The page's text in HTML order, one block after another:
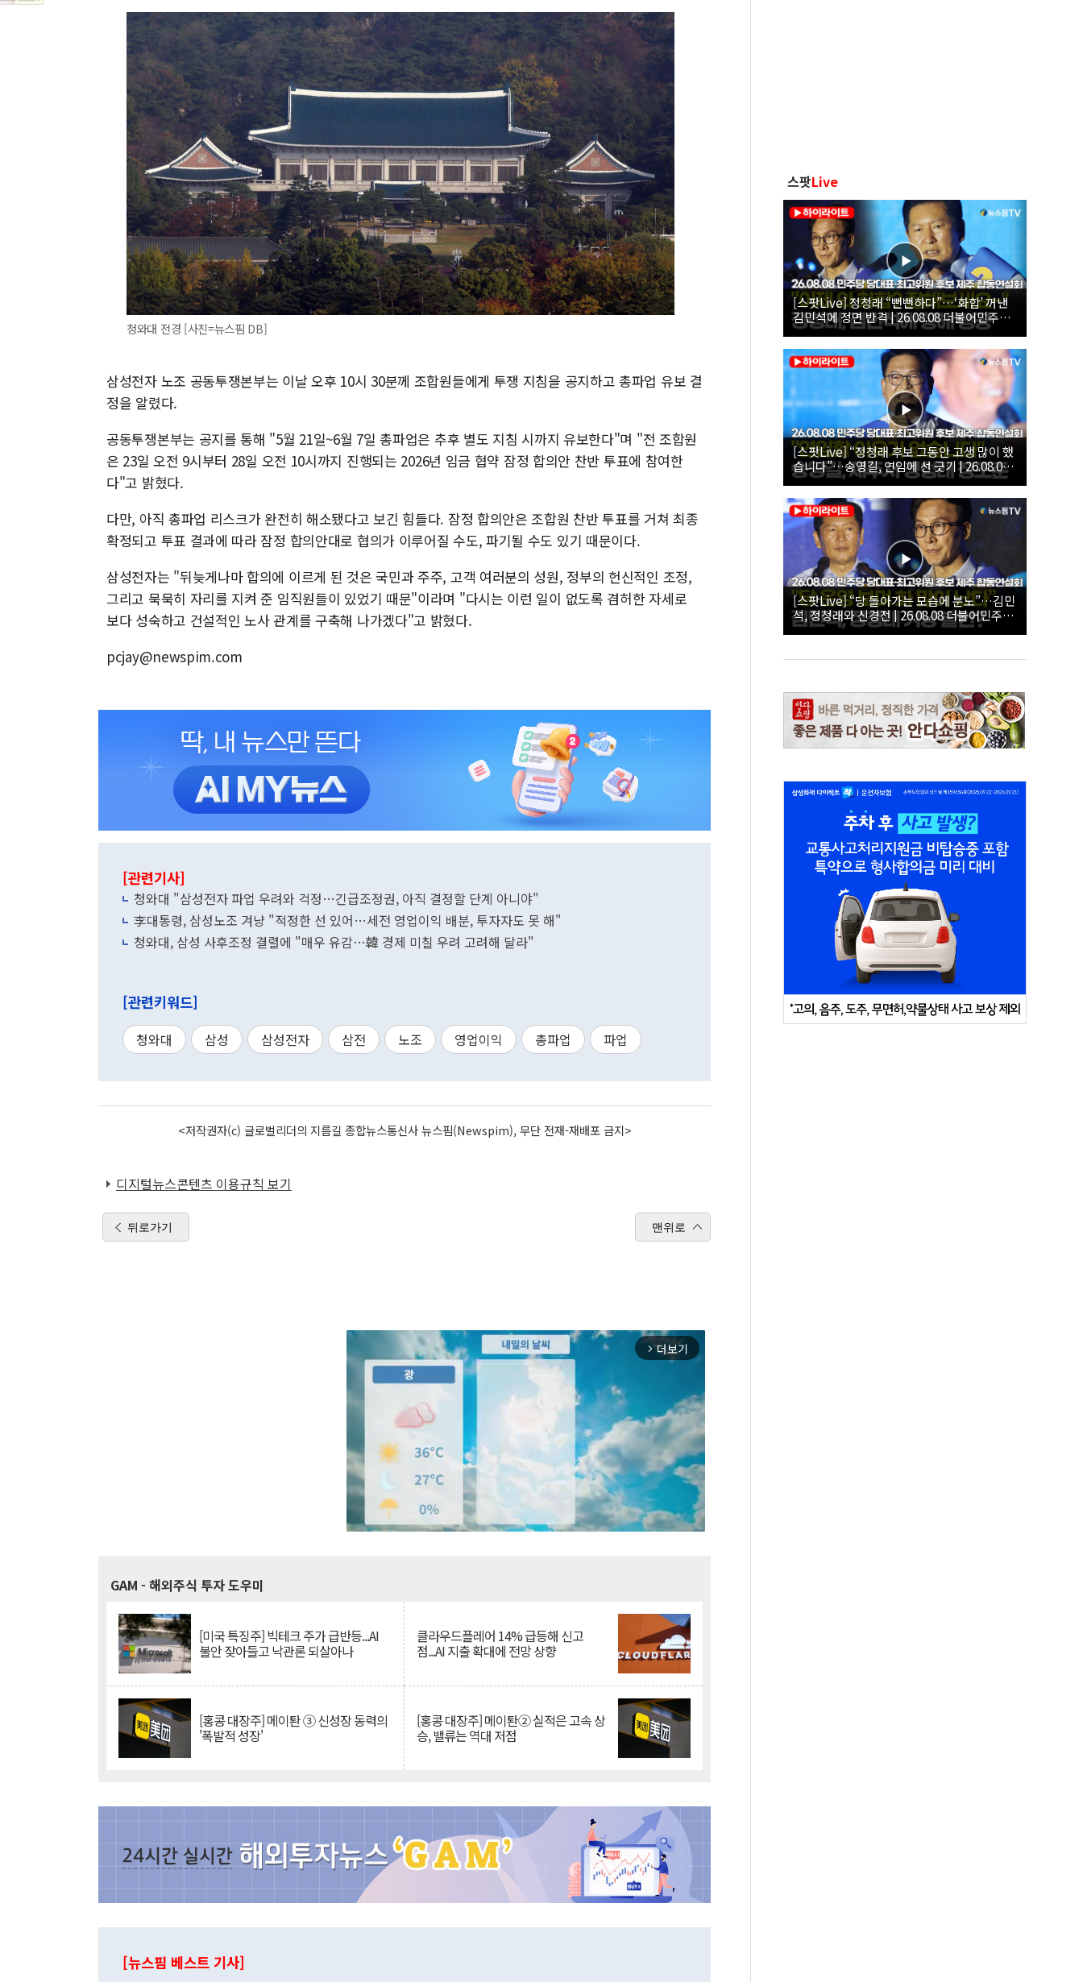
청와대 전경 [사진=뉴스핌 DB]
삼성전자 노조 공동투쟁본부는 이날 오후 10시 30분께 조합원들에게 투쟁 지침을 공지하고 총파업 유보 결
정을 알렸다.
공동투쟁본부는 공지를 통해 "5월 21일~6월 7일 총파업은 추후 별도 지침 시까지 유보한다"며 "전 조합원
은 23일 오전 9시부터 28일 오전 10시까지 진행되는 2026년 임금 협약 잠정 합의안 찬반 투표에 참여한
다"고 밝혔다.
다만, 아직 총파업 리스크가 완전히 해소됐다고 보긴 힘들다. 잠정 합의안은 조합원 찬반 투표를 거쳐 최종
확정되고 투표 결과에 따라 잠정 합의안대로 협의가 이루어질 수도, 파기될 수도 있기 때문이다.
삼성전자는 "뒤늦게나마 합의에 이르게 된 것은 국민과 주주, 고객 여러분의 성원, 정부의 헌신적인 조정,
그리고 묵묵히 자리를 지켜 준 임직원들이 있었기 때문"이라며 "다시는 이런 일이 없도록 겸허한 자세로
보다 성숙하고 건설적인 노사 관계를 구축해 나가겠다"고 밝혔다.
pcjay@newspim.com
[관련기사]
청와대 "삼성전자 파업 우려와 걱정…긴급조정권, 아직 결정할 단계 아니야"
李대통령, 삼성노조 겨냥 "적정한 선 있어…세전 영업이익 배분, 투자자도 못 해"
청와대, 삼성 사후조정 결렬에 "매우 유감…韓 경제 미칠 우려 고려해 달라"
[관련키워드]
청와대 삼성 삼성전자 삼전 노조 영업이익 총파업 파업
<저작권자(c) 글로벌리더의 지름길 종합뉴스통신사 뉴스핌(Newspim), 무단 전재-재배포 금지>
디지털뉴스콘텐츠 이용규칙 보기
뒤로가기 맨위로
arrow_forward_ios 더보기
GAM - 해외주식 투자 도우미
[미국 특징주] 빅테크 주가 급반등...AI
불안 잦아들고 낙관론 되살아나
클라우드플레어 14% 급등해 신고
점...AI 지출 확대에 전망 상향
[홍콩 대장주] 메이퇀 ③ 신성장 동력의
'폭발적 성장'
[홍콩 대장주] 메이퇀② 실적은 고속 상
승, 밸류는 역대 저점
[뉴스핌 베스트 기사]
스팟Live
[스팟Live] 정청래 “뻔뻔하다”…‘화합’ 꺼낸
김민석에 정면 반격 | 26.08.08 더불어민주당
당대표·최고위원 후보 제주 합동연설회
[스팟Live] “정청래 후보 그동안 고생 많이 했
습니다”…송영길, 연임에 선 긋기 | 26.08.08
더불어민주당 당대표·최고위원 후보 제주 합
동연설회
[스팟Live] “당 돌아가는 모습에 분노”…김민
석, 정청래와 신경전 | 26.08.08 더불어민주당
당대표·최고위원 후보 제주 합동연설회